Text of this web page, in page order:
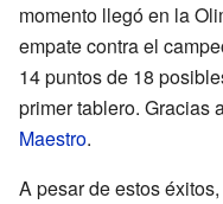
momento llegó en la
empate contra el
14 puntos de 18
primer tablero. Gracias
Maestro.
A pesar de estos